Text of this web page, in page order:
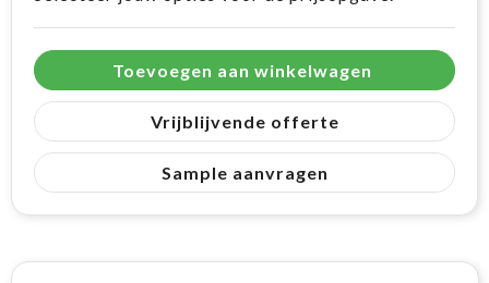
Toevoegen aan winkelwagen
Vrijblijvende offerte
Sample aanvragen